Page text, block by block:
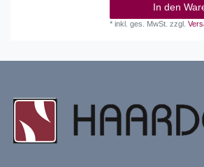
In den
*inkl. ges. MwSt. zzgl.